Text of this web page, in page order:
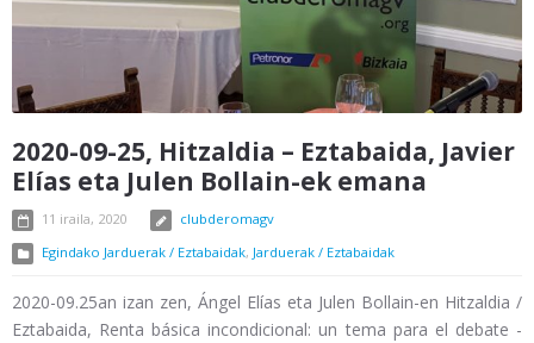
2020-09-25, Hitzaldia – Eztabaida, Javier
Elías eta Julen Bollain-ek emana
11 iraila, 2020
clubderomagv
Egindako Jarduerak / Eztabaidak, Jarduerak / Eztabaidak
2020-09.25an izan zen, Ángel Elías eta Julen Bollain-en Hitzaldia /
Eztabaida, Renta básica incondicional: un tema para el debate -